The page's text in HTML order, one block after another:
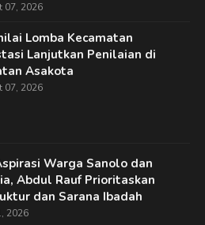
07, 2026
Lomba Kecamatan
Lanjutkan Penilaian di
Asakota
07, 2026
Warga Sanolo dan
Abdul Rauf Prioritaskan
dan Sarana Ibadah
2026